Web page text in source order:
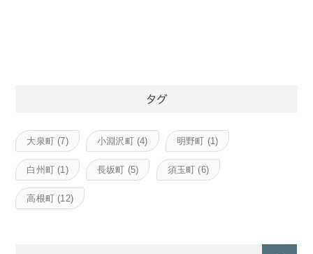
タグ
大泉町 (7) 小淵沢町(4) 明野町 (1)
白州町 (1) 長坂町 (5) 須玉町 (6)
高根町 (12)